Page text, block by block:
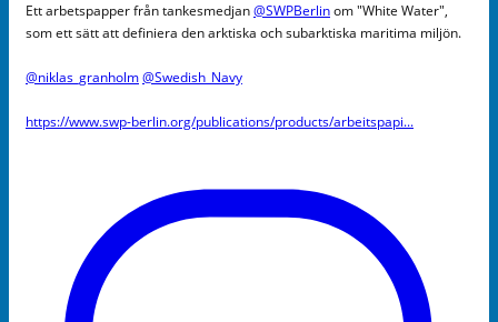
Ett arbetspapper från tankesmedjan@SWPBerlinom "White Water",
som ett sätt att definiera den arktiska och subarktiska maritima miljön.
@niklas_granholm@Swedish_Navy
https://www.swp-berlin.org/publications/products/arbeitspapi...